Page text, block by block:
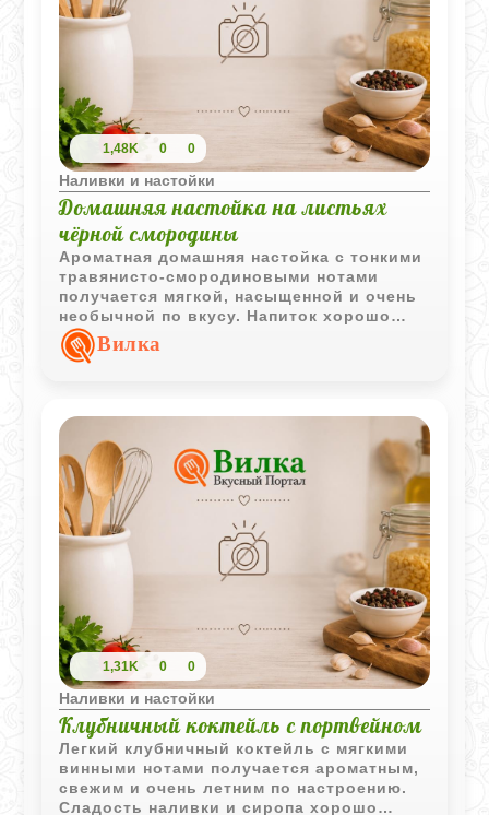
1,48K 0 0
Наливки и настойки
Домашняя настойка на листьях
чёрной смородины
Ароматная домашняя настойка с тонкими
травянисто-смородиновыми нотами
получается мягкой, насыщенной и очень
необычной по вкусу. Напиток хорошо
сочетается с закусками и раскрывает
свежий аромат молодых листьев.
Вилка
1,31K 0 0
Наливки и настойки
Клубничный коктейль с портвейном
Легкий клубничный коктейль с мягкими
винными нотами получается ароматным,
свежим и очень летним по настроению.
Сладость наливки и сиропа хорошо